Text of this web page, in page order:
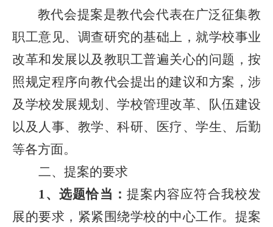
教代会提案是教代会代表在广泛征集教
职工意见、调查研究的基础上，就学校事业
改革和发展以及教职工普遍关心的问题，按
照规定程序向教代会提出的建议和方案，涉
及 学校发展规划、学校管理改革、队伍建设
以及人事、教学、科研、医疗、学生、后勤
等各方面。
二、提案的要求
1、选题恰当： 提案内容应符合我校发
展的要求，紧紧围绕学校的中心工作。提案